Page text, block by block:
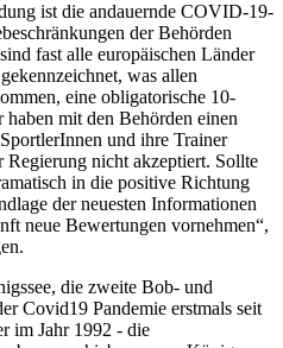
ist die andauernde COVID-19-
der Behörden
fast alle europäischen Länder
was allen
eine obligatorische 10-
mit den Behörden einen
und ihre Trainer
Regierung nicht akzeptiert. Sollte
in die positive Richtung
der neuesten Informationen
neue Bewertungen vornehmen“,
die zweite Bob- und
Covid19 Pandemie erstmals seit
im Jahr 1992 - die